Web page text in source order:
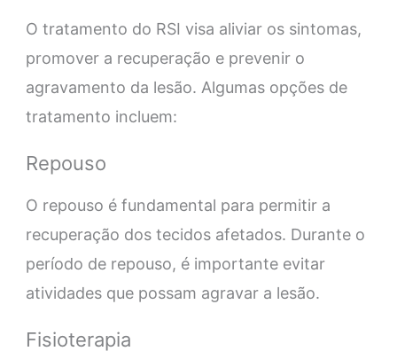
O tratamento do RSI visa aliviar os sintomas,
promover a recuperação e prevenir o
agravamento da lesão. Algumas opções de
tratamento incluem:
Repouso
O repouso é fundamental para permitir a
recuperação dos tecidos afetados. Durante o
período de repouso, é importante evitar
atividades que possam agravar a lesão.
Fisioterapia